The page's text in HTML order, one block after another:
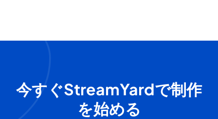
今すぐStreamYardで制作
を始める